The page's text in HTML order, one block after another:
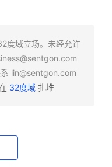
度域立场。未经允许
lin@sentgon.com
32度域扎堆